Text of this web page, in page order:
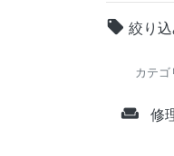
local_offer 絞り
カテゴ
weekend 修